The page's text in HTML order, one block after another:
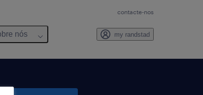
contacte-nos
nós my randstad